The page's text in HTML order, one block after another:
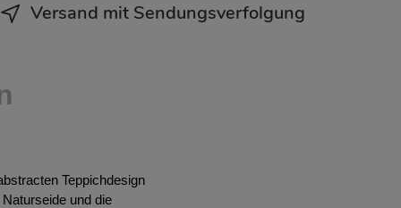
Versand mit Sendungsverfolgung
Teppichdesign
und die